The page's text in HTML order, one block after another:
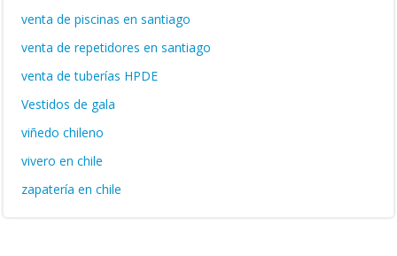
venta de piscinas en santiago
venta de repetidores en santiago
venta de tuberías HPDE
Vestidos de gala
viñedo chileno
vivero en chile
zapatería en chile